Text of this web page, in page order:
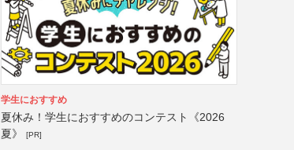
学生におすすめ
夏休み！学生におすすめのコンテスト《2026
夏》
[PR]